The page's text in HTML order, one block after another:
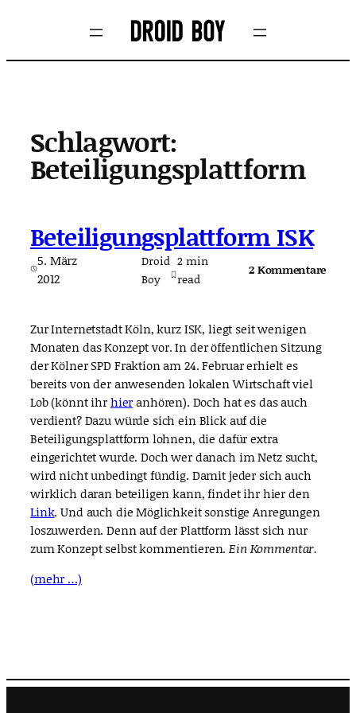
springen
Schlagwort:
Beteiligungsplattform
Beteiligungsplattform ISK
5. März
2012
Droid
Boy
2 min
read
2 Kommentare
Zur Internetstadt Köln, kurz ISK, liegt seit wenigen
Monaten das Konzept vor. In der öffentlichen Sitzung
der Kölner SPD Fraktion am 24. Februar erhielt es
bereits von der anwesenden lokalen Wirtschaft viel
Lob (könnt ihrhieranhören). Doch hat es das auch
verdient? Dazu würde sich ein Blick auf die
Beteiligungsplattform lohnen, die dafür extra
eingerichtet wurde. Doch wer danach im Netz sucht,
wird nicht unbedingt fündig. Damit jeder sich auch
wirklich daran beteiligen kann, findet ihr hier den
Link. Und auch die Möglichkeit sonstige Anregungen
loszuwerden. Denn auf der Plattform lässt sich nur
zum Konzept selbst kommentieren.Ein Kommentar.
(mehr …)